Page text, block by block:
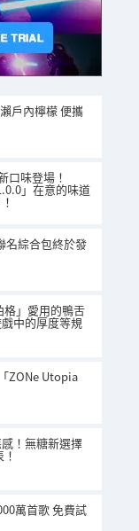
戶內檸檬 便攜
口味登場！
」在意的味道
綜合包終於發
格」愛用的鴨舌
中的厚度等規
ZONe Utopia
！無糖新選擇
萬首歌 免費試